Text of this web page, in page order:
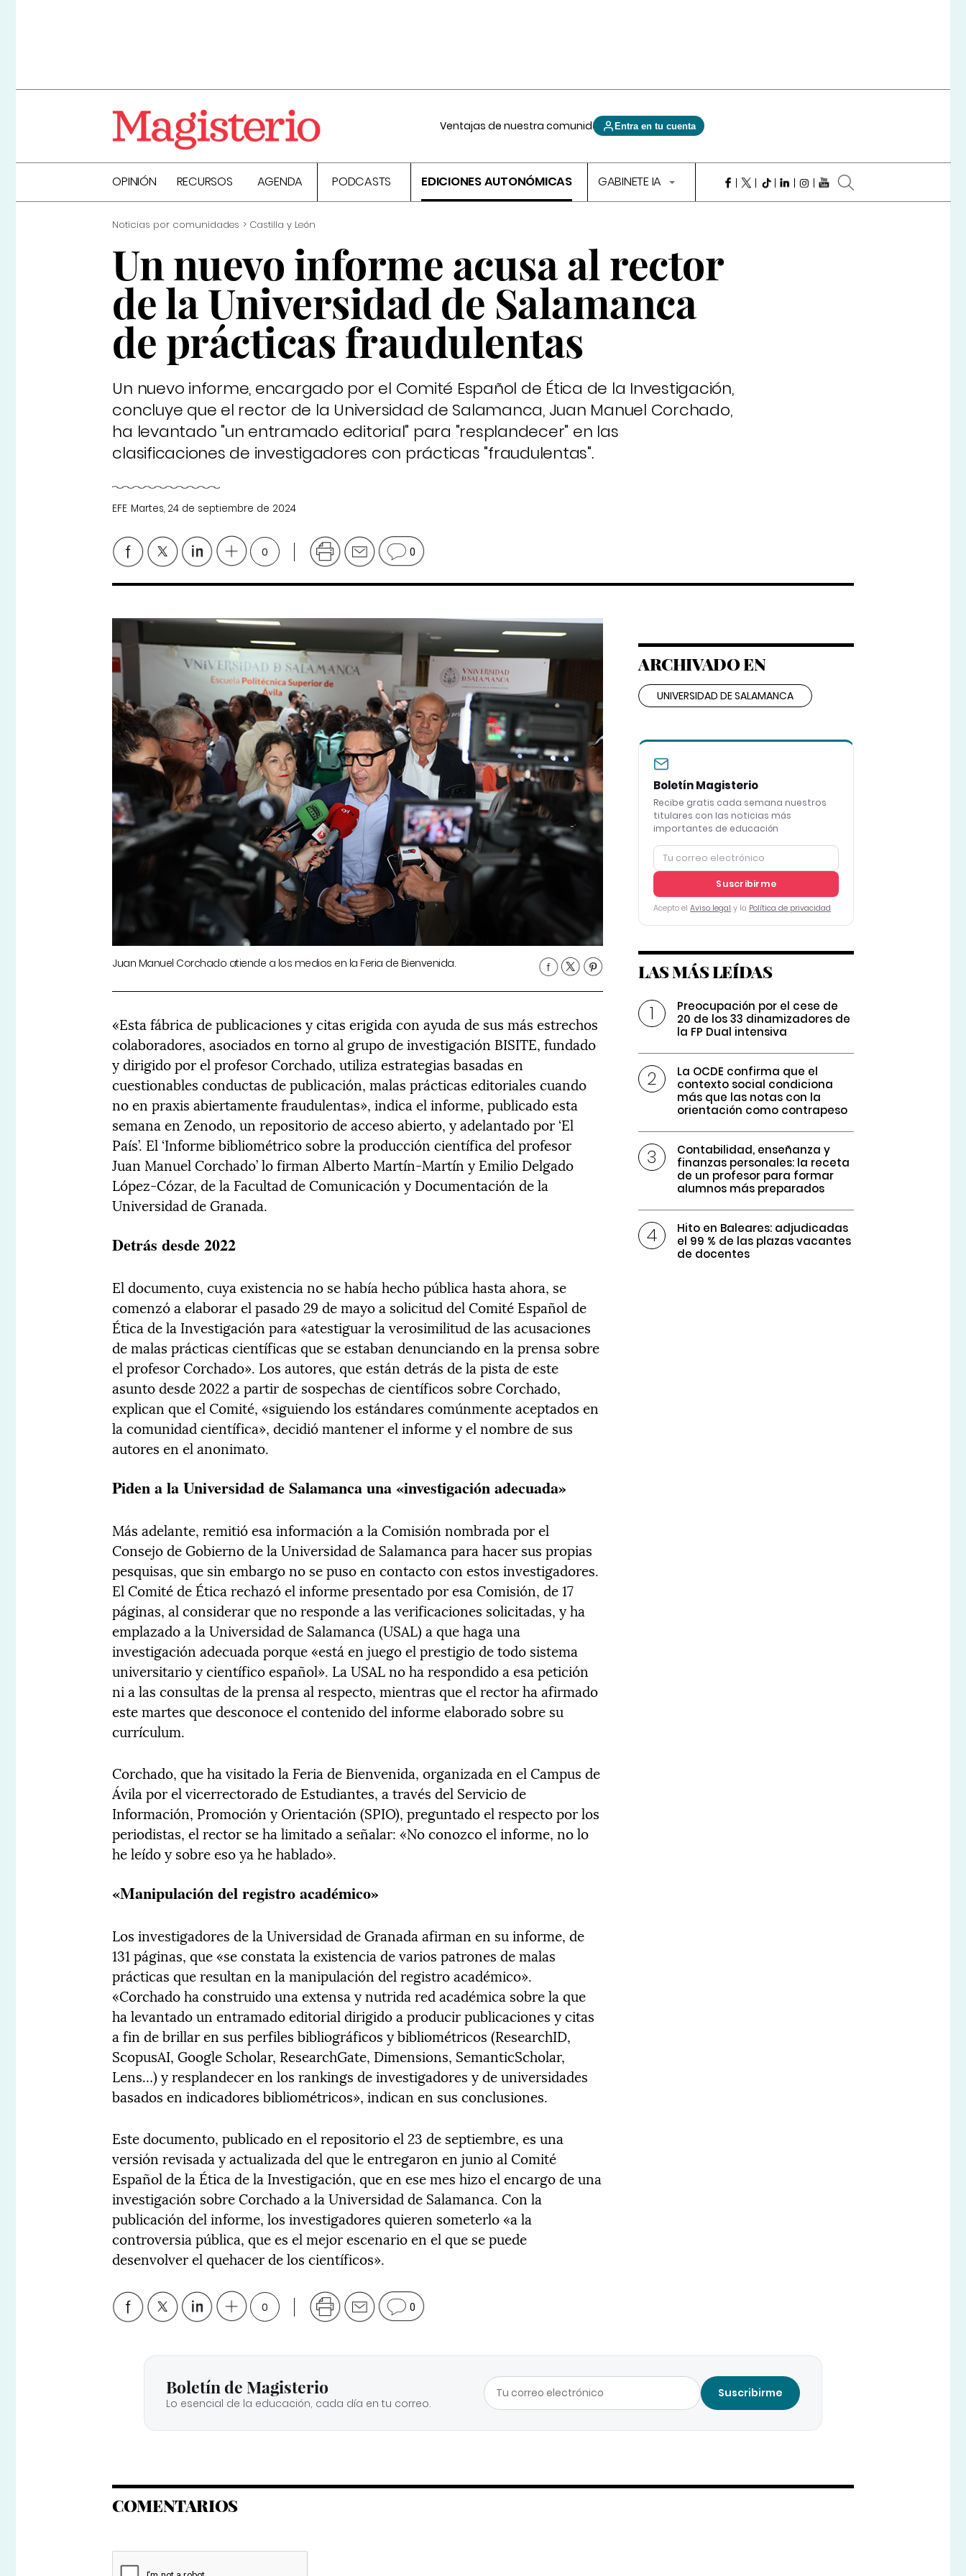
Ventajas de nuestra comunidad Entra en tu cuenta
OPINIÓN RECURSOS AGENDA PODCASTS EDICIONES AUTONÓMICAS GABINETE IA
Noticias por comunidades Castilla y León
Un nuevo informe acusa al rector
de la Universidad de Salamanca
de prácticas fraudulentas
Un nuevo informe, encargado por el Comité Español de Ética de la Investigación,
concluye que el rector de la Universidad de Salamanca, Juan Manuel Corchado,
ha levantado "un entramado editorial" para "resplandecer" en las
clasificaciones de investigadores con prácticas "fraudulentas".
EFE Martes, 24 de septiembre de 2024
0 0
Juan Manuel Corchado atiende a los medios en la Feria de Bienvenida.
«Esta fábrica de publicaciones y citas erigida con ayuda de sus más estrechos
colaboradores, asociados en torno al grupo de investigación BISITE, fundado
y dirigido por el profesor Corchado, utiliza estrategias basadas en
cuestionables conductas de publicación, malas prácticas editoriales cuando
no en praxis abiertamente fraudulentas», indica el informe, publicado esta
semana en Zenodo, un repositorio de acceso abierto, y adelantado por ‘El
País’. El ‘Informe bibliométrico sobre la producción científica del profesor
Juan Manuel Corchado’ lo firman Alberto Martín-Martín y Emilio Delgado
López-Cózar, de la Facultad de Comunicación y Documentación de la
Universidad de Granada.
Detrás desde 2022
El documento, cuya existencia no se había hecho pública hasta ahora, se
comenzó a elaborar el pasado 29 de mayo a solicitud del Comité Español de
Ética de la Investigación para «atestiguar la verosimilitud de las acusaciones
de malas prácticas científicas que se estaban denunciando en la prensa sobre
el profesor Corchado». Los autores, que están detrás de la pista de este
asunto desde 2022 a partir de sospechas de científicos sobre Corchado,
explican que el Comité, «siguiendo los estándares comúnmente aceptados en
la comunidad científica», decidió mantener el informe y el nombre de sus
autores en el anonimato.
Piden a la Universidad de Salamanca una «investigación adecuada»
Más adelante, remitió esa información a la Comisión nombrada por el
Consejo de Gobierno de la Universidad de Salamanca para hacer sus propias
pesquisas, que sin embargo no se puso en contacto con estos investigadores.
El Comité de Ética rechazó el informe presentado por esa Comisión, de 17
páginas, al considerar que no responde a las verificaciones solicitadas, y ha
emplazado a la Universidad de Salamanca (USAL) a que haga una
investigación adecuada porque «está en juego el prestigio de todo sistema
universitario y científico español». La USAL no ha respondido a esa petición
ni a las consultas de la prensa al respecto, mientras que el rector ha afirmado
este martes que desconoce el contenido del informe elaborado sobre su
currículum.
Corchado, que ha visitado la Feria de Bienvenida, organizada en el Campus de
Ávila por el vicerrectorado de Estudiantes, a través del Servicio de
Información, Promoción y Orientación (SPIO), preguntado el respecto por los
periodistas, el rector se ha limitado a señalar: «No conozco el informe, no lo
he leído y sobre eso ya he hablado».
«Manipulación del registro académico»
Los investigadores de la Universidad de Granada afirman en su informe, de
131 páginas, que «se constata la existencia de varios patrones de malas
prácticas que resultan en la manipulación del registro académico».
«Corchado ha construido una extensa y nutrida red académica sobre la que
ha levantado un entramado editorial dirigido a producir publicaciones y citas
a fin de brillar en sus perfiles bibliográficos y bibliométricos (ResearchID,
ScopusAI, Google Scholar, ResearchGate, Dimensions, SemanticScholar,
Lens…) y resplandecer en los rankings de investigadores y de universidades
basados en indicadores bibliométricos», indican en sus conclusiones.
Este documento, publicado en el repositorio el 23 de septiembre, es una
versión revisada y actualizada del que le entregaron en junio al Comité
Español de la Ética de la Investigación, que en ese mes hizo el encargo de una
investigación sobre Corchado a la Universidad de Salamanca. Con la
publicación del informe, los investigadores quieren someterlo «a la
controversia pública, que es el mejor escenario en el que se puede
desenvolver el quehacer de los científicos».
0 0
ARCHIVADO EN
UNIVERSIDAD DE SALAMANCA
Boletín Magisterio
Recibe gratis cada semana nuestros
titulares con las noticias más
importantes de educación
Suscribirme
Acepto el Aviso legal y la Política de privacidad
LAS MÁS LEÍDAS
Preocupación por el cese de
20 de los 33 dinamizadores de
la FP Dual intensiva
La OCDE confirma que el
contexto social condiciona
más que las notas con la
orientación como contrapeso
Contabilidad, enseñanza y
finanzas personales: la receta
de un profesor para formar
alumnos más preparados
Hito en Baleares: adjudicadas
el 99 % de las plazas vacantes
de docentes
Boletín de Magisterio
Lo esencial de la educación, cada día en tu correo.
Suscribirme
COMENTARIOS